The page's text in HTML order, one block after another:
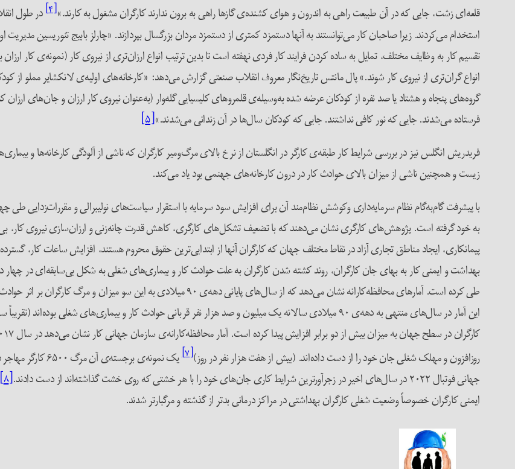
قلعه‌ای زشت، جایی که در آن طبیعت راهی به اندرون و هوای کشنده‌ی گازها راهی به برون ندارند کارگران مشغول به کارند.»[۴]
استخدام می‌کردند. زیرا صاحبان کار می‌توانستند به آنها دستمزد کمتری از دستمزد مردان بزرگسال بپردازند. «چارلز بابیج تئوریسین
تقسیم کار به وظایف مختلف، تمایل به ساده کردن فرایند کار فردی نهفته است تا بدین ترتیب انواع ارزان‌تری از نیروی کار (نمونه‌ی کار
انواع گران‌تری از نیروی کار شوند.» پال مانتس تاریخ‌نگار معروف انقلاب صنعتی گزارش می‌دهد: «کارخانه‌های اولیه‌ی لانکشایر مملو
گروه‌های پنجاه و هشتاد یا صد نفره از کودکان عرضه شده به‌وسیله‌ی قلمروهای کلیسیایی گله‌وار (به‌عنوان نیروی کار ارزان و جان‌های
فرستاده می‌شدند. جایی که نور کافی نداشتند. جایی که کودکان سال‌ها در آن زندانی می‌شدند.»[۵]
فریدریش انگلس نیز در بررسی شرایط کار طبقه‌ی کارگر در انگلستان از نرخ بالای مرگ‌ومیر کارگران که ناشی از آلودگی کارخانه‌ها و
زیست و همچنین ناشی از میزان بالای حوادث کار در درون کارخانه‌های جهنمی بود یاد می‌کند.
با پیشرفت گام‌به‌گام نظام سرمایه‌داری وکوشش نظام‌مند آن برای افزایش سود سرمایه با استقرار سیاست‌های نولیبرالی و
به خود گرفته است. پژوهش‌های کارگری نشان می‌دهند که با تضعیف تشکل‌های کارگری، کاهش قدرت چانه‌زنی و ارزان‌سازی نیروی کار،
پیمانکاری، ایجاد مناطق تجاری آزاد در نقاط مختلف جهان که کارگران آنها از ابتدایی‌ترین حقوق محروم هستند، افزایش ساعات کار،
بهداشت و ایمنی کار به بهای جان کارگران، روند کشته شدن کارگران به علت حوادث کار و بیماری‌های شغلی به شکل بی‌سابقه‌ای در
طی کرده است. آمارهای محافظه‌کارانه نشان می‌دهد که از سال‌های پایانی دهه‌ی ۹۰
این آمار در سال‌های منتهی به دهه‌ی ۹۰ میلادی سالانه ‌یک میلیون و صد هزار نفر قربانی حوادث کار و بیماری‌های شغلی بوده‌اند (تقریباً سه هزار نفردر روز)
روزافزون و مهلک شغلی جان خود را از دست داده‌اند. (بیش از هفت هزار نفر در روز)[۷]
یک نمونه‌ی
جهانی فوتبال ۲۰۲۲ در سال‌های اخیر در زجرآورترین شرایط کاری جان‌های خود را با هر خشتی که روی خشت گذاشته‌اند از دست دادند.
[۸]
ایمنی کارگران خصوصاً وضعیت شغلی کارگران بهداشتی در مراکز درمانی بدتر از گذشته و مرگبارتر شدند.